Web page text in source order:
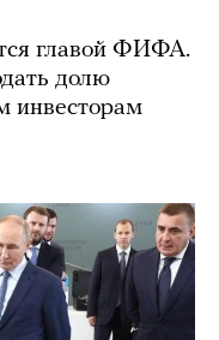
главой ФИФА.
долю
инвесторам